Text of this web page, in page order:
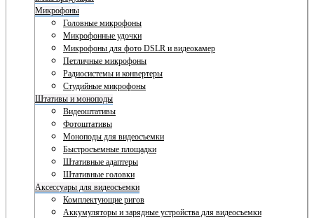
Микрофоны
Головные микрофоны
Микрофонные удочки
Микрофоны для фото DSLR и видеокамер
Петличные микрофоны
Радиосистемы и конвертеры
Студийные микрофоны
Штативы и моноподы
Видеоштативы
Фотоштативы
Моноподы для видеосъемки
Быстросъемные площадки
Штативные адаптеры
Штативные головки
Аксессуары для видеосъемки
Комплектующие ригов
Аккумуляторы и зарядные устройства для видеосъемки